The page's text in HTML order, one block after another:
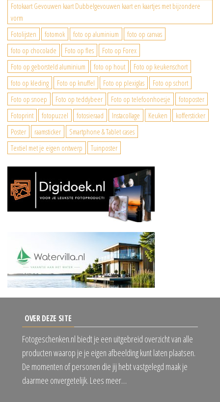
Fotokaart Gevouwen kaart Dubbelgevouwen kaart en kaartjes met bijzondere
vorm
Fotolijsten
fotomok foto op aluminium
foto op canvas
foto op chocolade
Foto op fles
Foto op Forex
Foto op geborsteld aluminium
foto op hout
Foto op keukenschort
foto op kleding
Foto op knuffel Foto op plexiglas
Foto op schort
Foto op snoep
Foto op teddybeer Foto op telefoonhoesje
fotoposter
Fotoprint
fotopuzzel fotosieraad Instacollage Keuken
koffersticker
Poster
raamsticker
Smartphone & Tablet cases
Textiel met je eigen ontwerp
Tuinposter
OVER DEZE SITE
Fotogeschenken.nl biedt je een uitgebreid overzicht van alle
producten waarop je je eigen afbeelding kunt laten plaatsen.
De momenten of personen die jij hebt vastgelegd maak je
daarmee onvergetelijk. Lees meer…